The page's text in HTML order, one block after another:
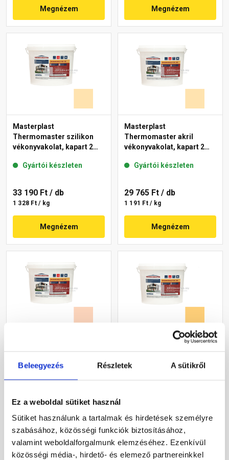
Beleegyezés Részletek A sütikről
Ez a weboldal sütiket használ
Sütiket használunk a tartalmak és hirdetések személyre
szabásához, közösségi funkciók biztosításához,
valamint weboldalforgalmunk elemzéséhez. Ezenkívül
közösségi média-, hirdető- és elemező partnereinkkel
Megnézem Megnézem
Masterplast
Thermomaster szilikon
vékonyvakolat, kapart 2
Gyártói készleten
33 190 Ft / db
1 328 Ft / kg
Megnézem
Masterplast
Thermomaster akril
vékonyvakolat, kapart 2
Gyártói készleten
29 765 Ft / db
1 191 Ft / kg
Megnézem
vékonyvakolat, kapart 2
1 226 Ft / kg
Megnézem
vékonyvakolat, kapart 1,5
1 631 Ft / kg
Megnézem